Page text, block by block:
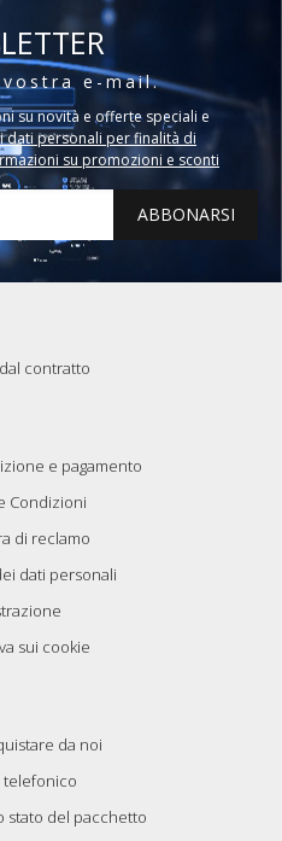
e-mail.
su novità e offerte speciali e
dati personali per finalità di
su promozioni e sconti
ABBONARSI
contratto
e pagamento
Condizioni
di reclamo
dati personali
sui cookie
da noi
stato del pacchetto